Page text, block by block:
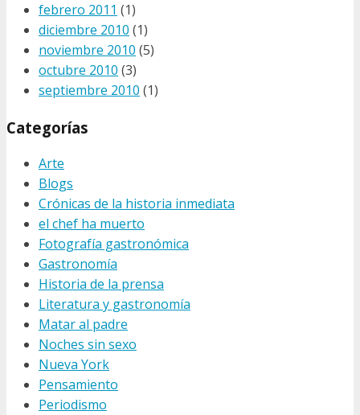
febrero 2011 (1)
diciembre 2010 (1)
noviembre 2010 (5)
octubre 2010 (3)
septiembre 2010 (1)
Categorías
Arte
Blogs
Crónicas de la historia inmediata
el chef ha muerto
Fotografía gastronómica
Gastronomía
Historia de la prensa
Literatura y gastronomía
Matar al padre
Noches sin sexo
Nueva York
Pensamiento
Periodismo